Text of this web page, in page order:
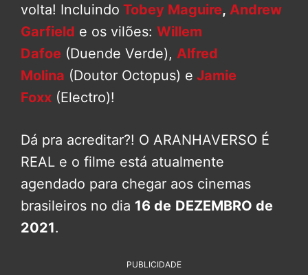
volta! Incluindo Tobey Maguire, Andrew
Garfield e os vilões: Willem
Dafoe (Duende Verde), Alfred
Molina (Doutor Octopus) e Jamie
Foxx (Electro)!
Dá pra acreditar?! O ARANHAVERSO É
REAL e o filme está atualmente
agendado para chegar aos cinemas
brasileiros no dia 16 de DEZEMBRO de
2021.
PUBLICIDADE